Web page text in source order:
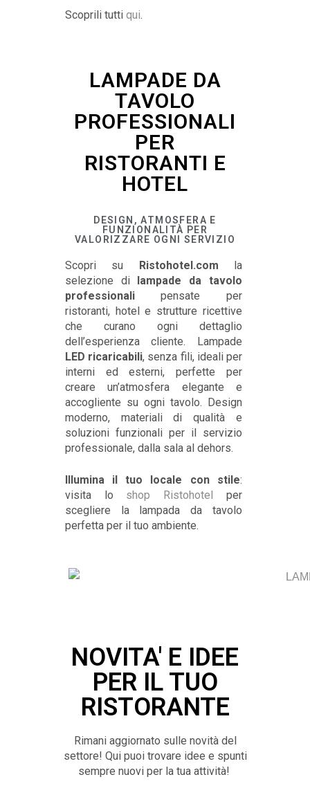
Scoprili tutti qui.
LAMPADE DA
TAVOLO
PROFESSIONALI
PER
RISTORANTI E
HOTEL
DESIGN, ATMOSFERA E
FUNZIONALITÀ PER
VALORIZZARE OGNI SERVIZIO
Scopri su Ristohotel.com la
selezione di
lampade da tavolo
professionali pensate per
ristoranti, hotel e strutture ricettive
che curano ogni dettaglio
dell’esperienza cliente. Lampade
LED ricaricabili, senza fili, ideali per
interni ed esterni, perfette per
creare un’atmosfera elegante e
accogliente su ogni tavolo. Design
moderno, materiali di qualità e
soluzioni funzionali per il servizio
professionale, dalla sala al dehors.
Illumina il tuo locale con stile:
visita lo shop Ristohotel
per
scegliere la lampada da tavolo
perfetta per il tuo ambiente.
NOVITA' E IDEE
PER IL TUO
RISTORANTE
Rimani aggiornato sulle novità del
settore! Qui puoi trovare idee e spunti
sempre nuovi per la tua attività!